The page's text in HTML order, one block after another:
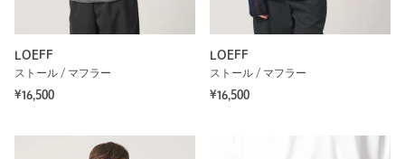
LOEFF
ストール / マフラー
¥16,500
LOEFF
ストール / マフラー
¥16,500